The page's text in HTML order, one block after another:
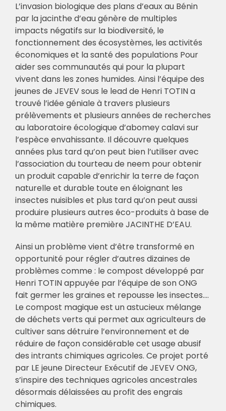
L’invasion biologique des plans d’eaux au Bénin
par la jacinthe d’eau génère de multiples
impacts négatifs sur la biodiversité, le
fonctionnement des écosystèmes, les activités
économiques et la santé des populations Pour
aider ses communautés qui pour la plupart
vivent dans les zones humides. Ainsi l’équipe des
jeunes de JEVEV sous le lead de Henri TOTIN a
trouvé l’idée géniale à travers plusieurs
prélèvements et plusieurs années de recherches
au laboratoire écologique d’abomey calavi sur
l’espèce envahissante. Il découvre quelques
années plus tard qu’on peut bien l’utiliser avec
l’association du tourteau de neem pour obtenir
un produit capable d’enrichir la terre de façon
naturelle et durable toute en éloignant les
insectes nuisibles et plus tard qu’on peut aussi
produire plusieurs autres éco-produits à base de
la même matière première JACINTHE D’EAU.
Ainsi un problème vient d’être transformé en
opportunité pour régler d’autres dizaines de
problèmes comme : le compost développé par
Henri TOTIN appuyée par l’équipe de son ONG
fait germer les graines et repousse les insectes….
Le compost magique est un astucieux mélange
de déchets verts qui permet aux agriculteurs de
cultiver sans détruire l’environnement et de
réduire de façon considérable cet usage abusif
des intrants chimiques agricoles. Ce projet porté
par LE jeune Directeur Exécutif de JEVEV ONG,
s’inspire des techniques agricoles ancestrales
désormais délaissées au profit des engrais
chimiques.